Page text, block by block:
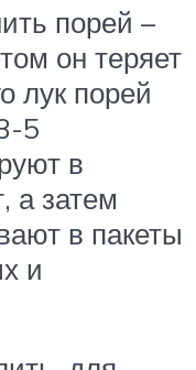
порей –
он теряет
лук порей
5
в
а затем
в пакеты
и